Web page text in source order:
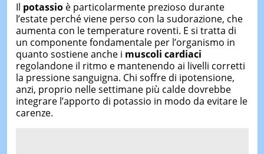
Il potassioè particolarmente prezioso durante
l’estate perché viene perso con la sudorazione, che
aumenta con le temperature roventi. E si tratta di
un componente fondamentale per l’organismo in
quanto sostiene anche i muscoli cardiaci
regolandone il ritmo e mantenendo ai livelli corretti
la pressione sanguigna. Chi soffre di ipotensione,
anzi, proprio nelle settimane più calde dovrebbe
integrare l’apporto di potassio in modo da evitare le
carenze.